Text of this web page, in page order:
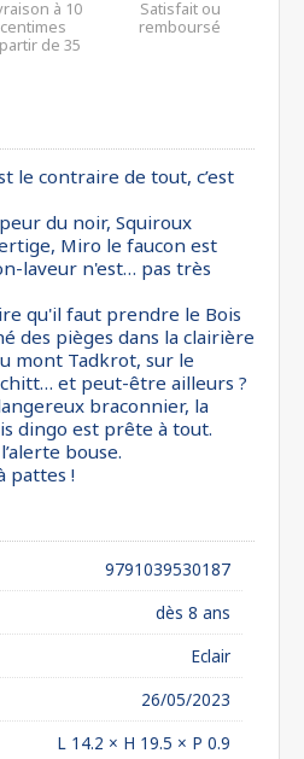
à 10
centimes
de 35
Satisfait ou
remboursé
le contraire de tout, c’est
du noir, Squiroux
Miro le faucon est
laveur n'est… pas très
qu'il faut prendre le Bois
des pièges dans la clairière
mont Tadkrot, sur le
et peut-être ailleurs ?
braconnier, la
dingo est prête à tout.
bouse.
pattes !
9791039530187
dès 8 ans
Eclair
26/05/2023
L 14.2 × H 19.5 × P 0.9